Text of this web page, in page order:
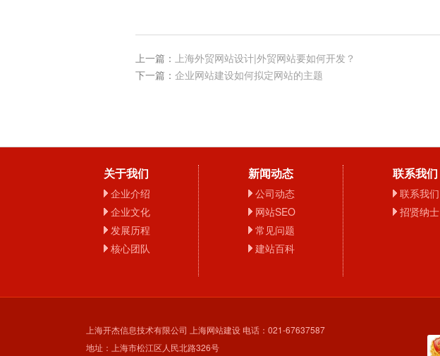
上一篇： 上海外贸网站设计|外贸网站要如何开发？
下一篇： 企业网站建设如何拟定网站的主题
关于我们
企业介绍
企业文化
发展历程
核心团队
新闻动态
公司动态
网站SEO
常见问题
建站百科
联系我们
联系我们
招贤纳士
上海开杰信息技术有限公司 上海网站建设 电话：021-67637587
地址：上海市松江区人民北路326号